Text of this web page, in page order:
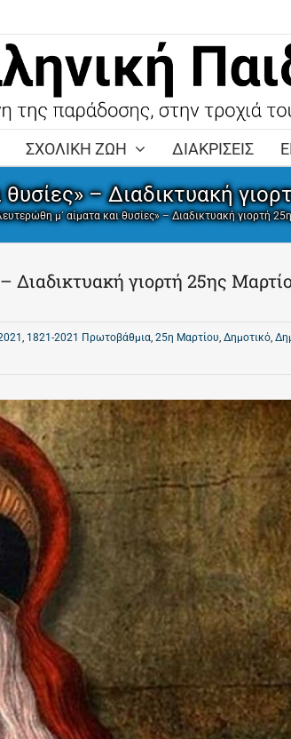
ΣΧΟΛΙΚΗ ΖΩΗ ΔΙΑΚΡΙΣΕΙΣ
– Διαδικτυακή
μ΄ αίματα και θυσίες» – Διαδικτυακή γιορτή
Διαδικτυακή γιορτή 25ης
, 1821-2021 Πρωτοβάθμια, 25η Μαρτίου, Δημοτικό,